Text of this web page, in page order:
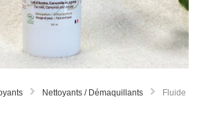
Nettoyants / Démaquillants
Fluide